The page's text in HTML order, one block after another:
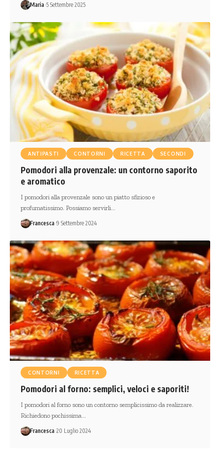
Maria 5 Settembre 2025
ANTIPASTI CONTORNI RICETTA SECONDI
Pomodori alla provenzale: un contorno saporito
e aromatico
I pomodori alla provenzale sono un piatto sfizioso e
profumatissimo. Possiamo servirli…
Francesca 9 Settembre 2024
CONTORNI RICETTA
Pomodori al forno: semplici, veloci e saporiti!
I pomodori al forno sono un contorno semplicissimo da realizzare.
Richiedono pochissima…
Francesca 20 Luglio 2024